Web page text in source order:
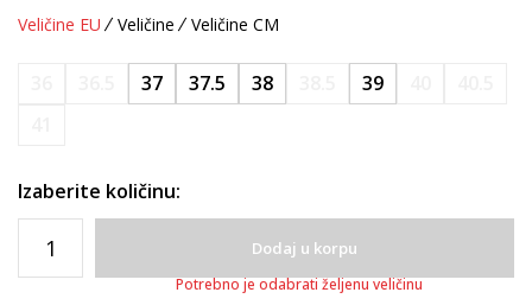
Veličine EU Veličine Veličine CM
37 37.5 38 39
Izaberite količinu:
Dodaj u korpu
Potrebno je odabrati željenu veličinu